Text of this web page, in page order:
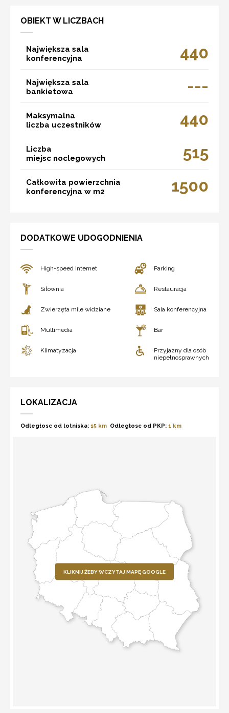
OBIEKT W LICZBACH
Największa sala
konferencyjna
440
Największa sala
bankietowa
---
Maksymalna
liczba uczestników
440
Liczba
miejsc noclegowych
515
Całkowita powierzchnia
konferencyjna w m2
1500
DODATKOWE UDOGODNIENIA
High-speed Internet Parking
Siłownia Restauracja
Zwierzęta mile widziane Sala konferencyjna
Multimedia Bar
Klimatyzacja
Przyjazny dla osób
niepełnosprawnych
LOKALIZACJA
Odległosc od lotniska: 15 km Odległosc od PKP: 1 km
KLIKNIJ ŻEBY WCZYTAJ MAPĘ GOOGLE